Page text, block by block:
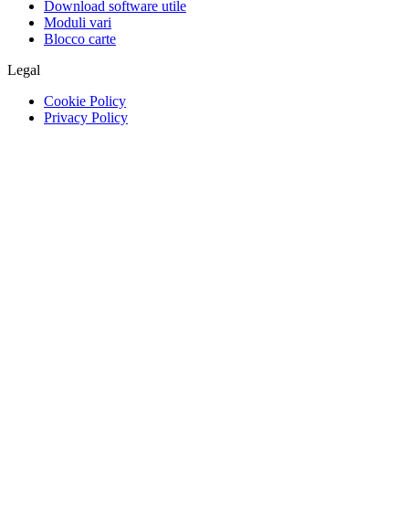
Download software utile
Moduli vari
Blocco carte
Legal
Cookie Policy
Privacy Policy